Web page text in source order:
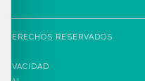
RESERVADOS